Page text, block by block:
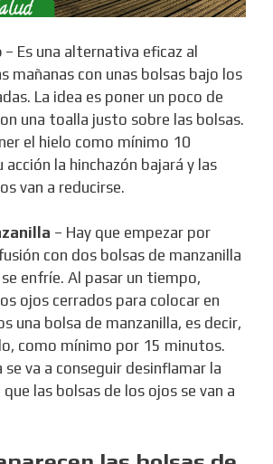
– Es una alternativa eficaz al
mañanas con unas bolsas bajo los
La idea es poner un poco de
una toalla justo sobre las bolsas.
el hielo como mínimo 10
acción la hinchazón bajará y las
van a reducirse.
– Hay que empezar por
con dos bolsas de manzanilla
enfríe. Al pasar un tiempo,
ojos cerrados para colocar en
una bolsa de manzanilla, es decir,
como mínimo por 15 minutos.
se va a conseguir desinflamar la
las bolsas de los ojos se van a